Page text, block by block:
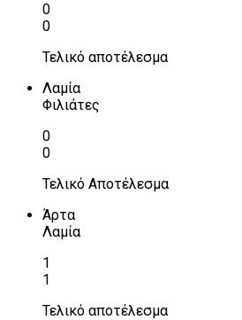
0
0
Τελικό αποτέλεσμα
Λαμία
Φιλιάτες
0
0
Τελικό Αποτέλεσμα
Άρτα
Λαμία
1
1
Τελικό αποτέλεσμα